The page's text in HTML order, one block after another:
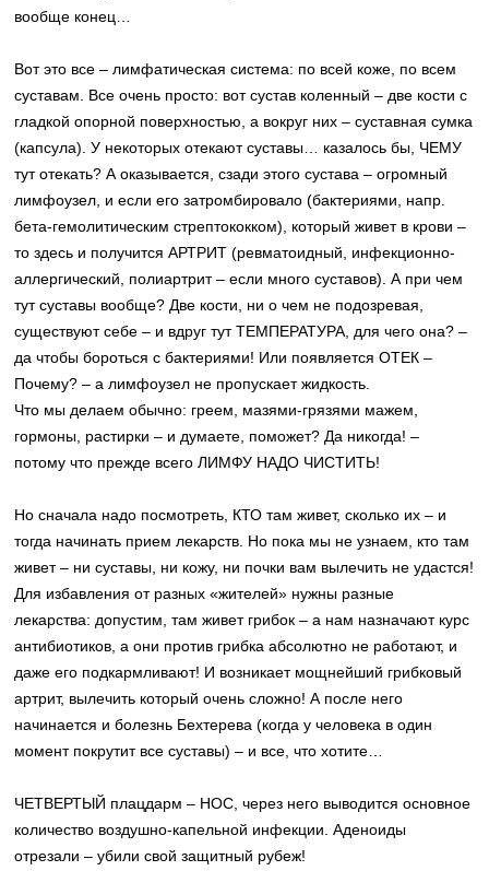
вообще конец…
Вот это все – лимфатическая система: по всей коже, по всем
суставам. Все очень просто: вот сустав коленный – две кости с
гладкой опорной поверхностью, а вокруг них – суставная сумка
(капсула). У некоторых отекают суставы… казалось бы, ЧЕМУ
тут отекать? А оказывается, сзади этого сустава – огромный
лимфоузел, и если его затромбировало (бактериями, напр.
бета-гемолитическим стрептококком), который живет в крови –
то здесь и получится АРТРИТ (ревматоидный, инфекционно-
аллергический, полиартрит – если много суставов). А при чем
тут суставы вообще? Две кости, ни о чем не подозревая,
существуют себе – и вдруг тут ТЕМПЕРАТУРА, для чего она? –
да чтобы бороться с бактериями! Или появляется ОТЕК –
Почему? – а лимфоузел не пропускает жидкость.
Что мы делаем обычно: греем, мазями-грязями мажем,
гормоны, растирки – и думаете, поможет? Да никогда! –
потому что прежде всего ЛИМФУ НАДО ЧИСТИТЬ!
Но сначала надо посмотреть, КТО там живет, сколько их – и
тогда начинать прием лекарств. Но пока мы не узнаем, кто там
живет – ни суставы, ни кожу, ни почки вам вылечить не удастся!
Для избавления от разных «жителей» нужны разные
лекарства: допустим, там живет грибок – а нам назначают курс
антибиотиков, а они против грибка абсолютно не работают, и
даже его подкармливают! И возникает мощнейший грибковый
артрит, вылечить который очень сложно! А после него
начинается и болезнь Бехтерева (когда у человека в один
момент покрутит все суставы) – и все, что хотите…
ЧЕТВЕРТЫЙ плацдарм – НОС, через него выводится основное
количество воздушно-капельной инфекции. Аденоиды
отрезали – убили свой защитный рубеж!